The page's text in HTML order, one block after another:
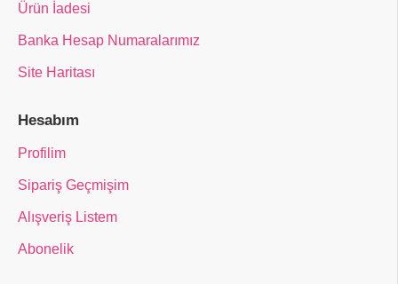
Ürün İadesi
Banka Hesap Numaralarımız
Site Haritası
Hesabım
Profilim
Sipariş Geçmişim
Alışveriş Listem
Abonelik